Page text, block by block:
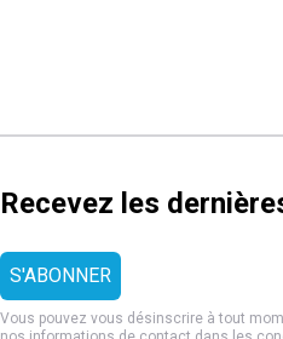
Recevez les
Vous pouvez vous désinscrire à tout